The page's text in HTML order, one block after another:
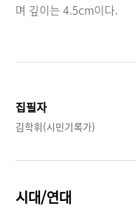
며 깊이는 4.5cm이다.
집필자
김학휘(시민기록가)
시대/연대